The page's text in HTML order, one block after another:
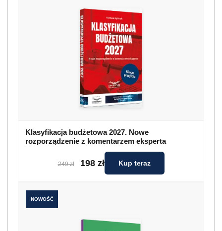
Klasyfikacja budżetowa 2027. Nowe
rozporządzenie z komentarzem eksperta
249 zł 198 zł Kup teraz
NOWOŚĆ